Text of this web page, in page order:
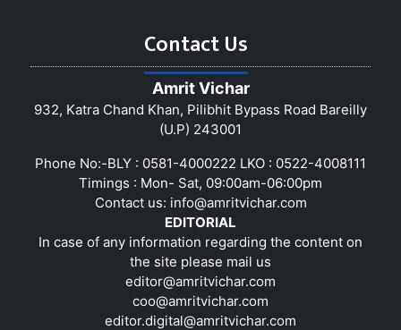
Contact Us
Amrit Vichar
932, Katra Chand Khan, Pilibhit Bypass Road Bareilly
(U.P) 243001
Phone No:-BLY : 0581-4000222 LKO : 0522-4008111
Timings : Mon- Sat, 09:00am-06:00pm
Contact us: info@amritvichar.com
EDITORIAL
In case of any information regarding the content on
the site please mail us
editor@amritvichar.com
coo@amritvichar.com
editor.digital@amritvichar.com